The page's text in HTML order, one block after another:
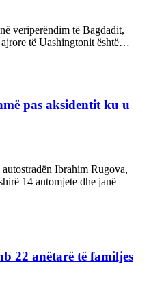
veriperëndim të Bagdadit,
të Uashingtonit është…
pas aksidentit ku u
Ibrahim Rugova,
14 automjete dhe janë
22 anëtarë të familjes